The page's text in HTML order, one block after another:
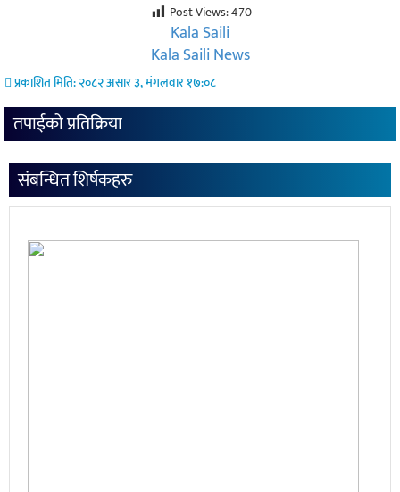
Post Views:470
Kala Saili
Kala Saili News
प्रकाशित मिति: २०८२ असार ३, मंगलवार १७:०८
तपाईको प्रतिक्रिया
संबन्धित शिर्षकहरु